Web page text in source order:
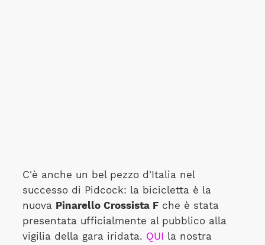
C'è anche un bel pezzo d'Italia nel
successo di Pidcock: la bicicletta è la
nuova Pinarello Crossista Fche è stata
presentata ufficialmente al pubblico alla
vigilia della gara iridata. QUI la nostra